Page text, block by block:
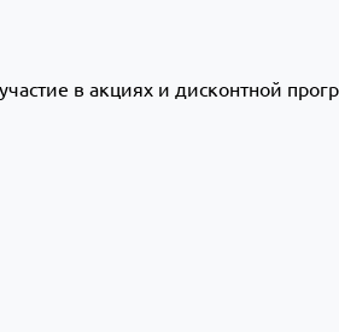
в акциях и дисконтной